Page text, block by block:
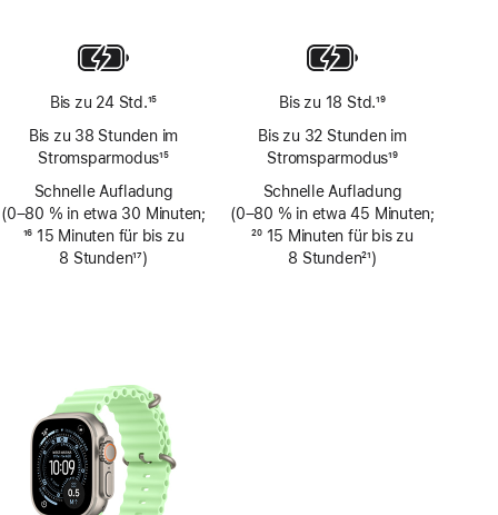
Bis zu 24 Std.
Fußnote
15
Bis zu 38 Stunden im
Stromsparmodus
Fußnote
15
Schnelle Aufladung
(0–80 % in etwa 30 Minuten;
Fußnote
16 15 Minuten für bis zu
8 Stunden17)
Bis zu 18 Std.
Fußnote
19
Bis zu 32 Stunden im
Stromsparmodus
Fußnote
19
Schnelle Aufladung
(0–80 % in etwa 45 Minuten;
Fußnote
2015 Minuten für bis zu
8 Stunden21)